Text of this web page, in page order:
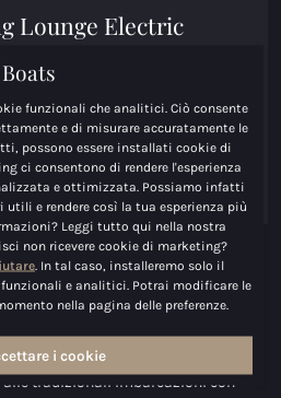
Lounge Electric
7.50m
€ 30.950,00
Lounge Electric
sta diventando sempre più popolare
tradizionali imbarcazioni con
funzionali che analitici. Ciò consente
e di misurare accuratamente le
possono essere installati cookie di
ci consentono di rendere l'esperienza
e ottimizzata. Possiamo infatti
e rendere così la tua esperienza più
Leggi tutto qui nella nostra
non ricevere cookie di marketing?
. In tal caso, installeremo solo il
e analitici. Potrai modificare le
nella pagina delle preferenze.
i cookie